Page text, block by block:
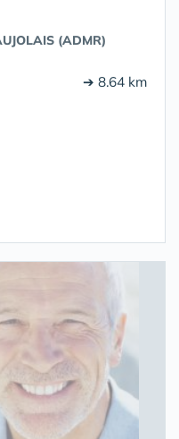
(ADMR)
➔ 8.64 km